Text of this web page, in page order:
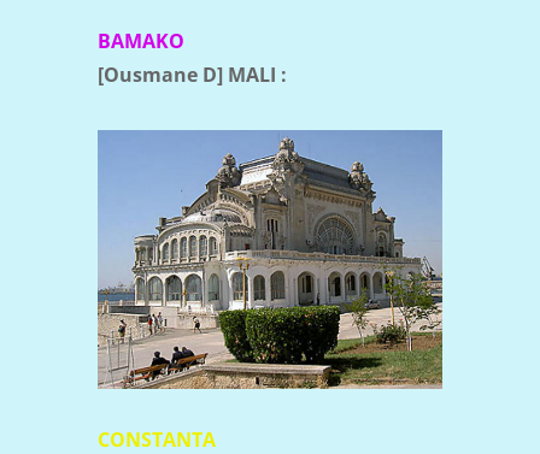
BAMAKO
[Ousmane D] MALI :
CONSTANTA